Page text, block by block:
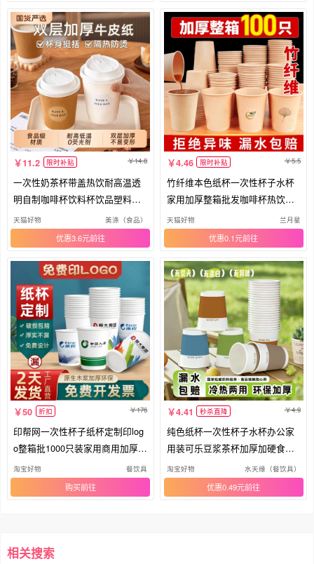
11.2 限时补贴 14.8
一次性奶茶杯带盖热饮耐高温透
明自制咖啡杯饮料杯饮品塑料杯
打包
天猫好物 美涤（食品）
优惠3.6元
4.46 限时补贴 5.5
竹纤维本色纸杯一次性杯子水杯
家用加厚整箱批发咖啡杯热饮杯
茶杯
天猫好物 兰月星
优惠0.1元
50 折扣 176
印帮网一次性杯子纸杯定制印log
o整箱批1000只装家用商用加厚定
做
淘宝好物 餐饮具
购买
4.41 秒杀直降 4.9
纯色纸杯一次性杯子水杯办公家
用装可乐豆浆茶杯加厚加硬食品
级
淘宝好物 水天缘（餐饮具）
优惠0.49元
相关搜索